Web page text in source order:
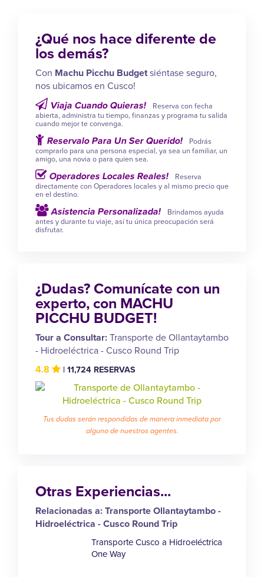
¿Qué nos hace diferente de
los demás?
Con Machu Picchu Budgetsiéntase seguro,
nos ubicamos en Cusco!
Viaja Cuando Quieras!
Reserva con fecha
abierta, administra tu tiempo, finanzas y programa tu salida
cuando mejor te convenga.
Reservalo Para Un Ser Querido!
Podrás
comprarlo para una persona especial, ya sea un familiar, un
amigo, una novia o para quien sea.
Operadores Locales Reales!
Reserva
directamente con Operadores locales y al mismo precio que
en el destino.
Asistencia Personalizada!
Brindamos ayuda
antes y durante tu viaje, así tu única preocupación será
disfrutar.
¿Dudas? Comunícate con un
experto, con MACHU
PICCHU BUDGET!
Tour a Consultar:Transporte de Ollantaytambo
- Hidroeléctrica - Cusco Round Trip
4.8
| 11,724 RESERVAS
Tus dudas serán respondidas de manera inmediata por
alguno de nuestros agentes.
Otras Experiencias...
Relacionadas a: Transporte Ollantaytambo -
Hidroeléctrica - Cusco Round Trip
Transporte Cusco a Hidroeléctrica
One Way